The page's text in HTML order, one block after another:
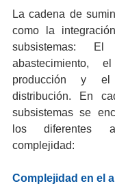
La cadena de
como la
subsistemas:
abastecimiento,
producción y el
distribución. En
subsistemas se
los diferentes
complejidad:
Complejidad en el